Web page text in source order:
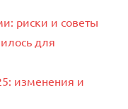
риски и советы
для
изменения и